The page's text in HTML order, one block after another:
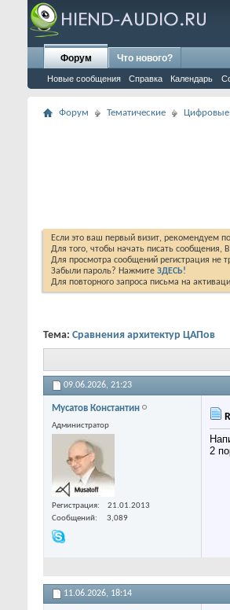
Форум
Новые сообщения Справка Календарь
Что нового?
Форум Тематические Цифровые
Если это ваш первый визит, рекомендуем
Для того, чтобы начать писать сообщения,
Для просмотра сообщений регистрация не
Забыли пароль? Нажмите ЗДЕСЬ!
Для повторного запроса письма на
Тема: Сравнения архитектур ЦАПов
09.06.2026, 21:23
Мусатов Константин
Администратор
Регистрация
21.01.2013
Сообщений
3,089
2
11.06.2026, 18:14